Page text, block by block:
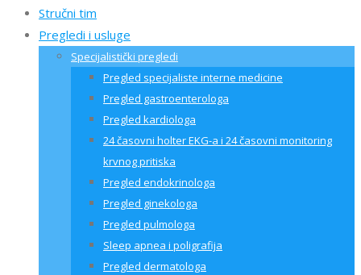
Stručni tim
Pregledi i usluge
Specijalistički pregledi
Pregled specijaliste interne medicine
Pregled gastroenterologa
Pregled kardiologa
24 časovni holter EKG-a i 24 časovni monitoring
krvnog pritiska
Pregled endokrinologa
Pregled ginekologa
Pregled pulmologa
Sleep apnea i poligrafija
Pregled dermatologa